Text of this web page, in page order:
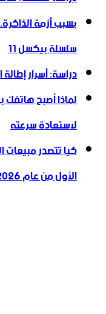
بسبب أزمة
سلسلة بيكسل 11
دراسة: أسرار
لاستعادة سرعته
كيا تتصدر
الأول من عام 2026